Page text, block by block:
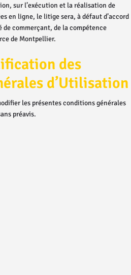
sur l’exécution et la réalisation de
en ligne, le litige sera, à défaut d’accord
de commerçant, de la compétence
de Montpellier.
des
d’Utilisation
les présentes conditions générales
préavis.